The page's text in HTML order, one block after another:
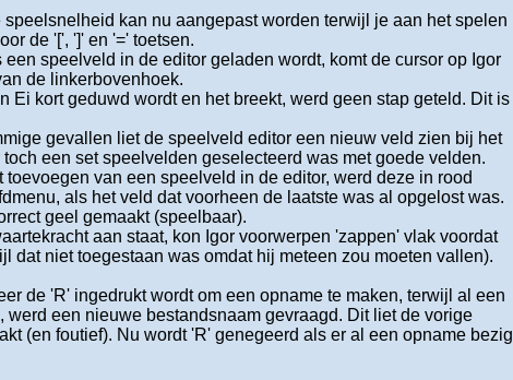
speelsnelheid kan nu aangepast worden terwijl je aan het spelen
de '[', ']' en '=' toetsen.
een speelveld in de editor geladen wordt, komt de cursor op Igor
de linkerbovenhoek.
Ei kort geduwd wordt en het breekt, werd geen stap geteld. Dit is
gevallen liet de speelveld editor een nieuw veld zien bij het
een set speelvelden geselecteerd was met goede velden.
toevoegen van een speelveld in de editor, werd deze in rood
als het veld dat voorheen de laatste was al opgelost was.
geel gemaakt (speelbaar).
aan staat, kon Igor voorwerpen 'zappen' vlak voordat
dat niet toegestaan was omdat hij meteen zou moeten vallen).
de 'R' ingedrukt wordt om een opname te maken, terwijl al een
werd een nieuwe bestandsnaam gevraagd. Dit liet de vorige
(en foutief). Nu wordt 'R' genegeerd als er al een opname bezig